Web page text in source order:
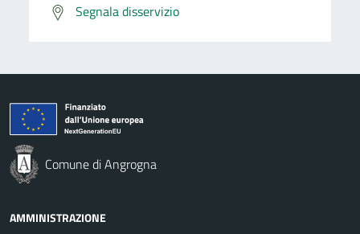
Segnala disservizio
Comune di Angrogna
AMMINISTRAZIONE